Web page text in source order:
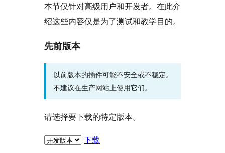
本节仅针对高级用户和开发者。在此介
绍这些内容仅是为了测试和教学目的。
先前版本
以前版本的插件可能不安全或不稳定。
不建议在生产网站上使用它们。
请选择要下载的特定版本。
下载